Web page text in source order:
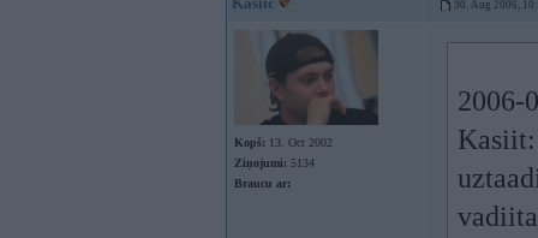
30. Aug 2006,
Kopš: 13. Oct 2002
Ziņojumi: 5134
Braucu ar:
2006-